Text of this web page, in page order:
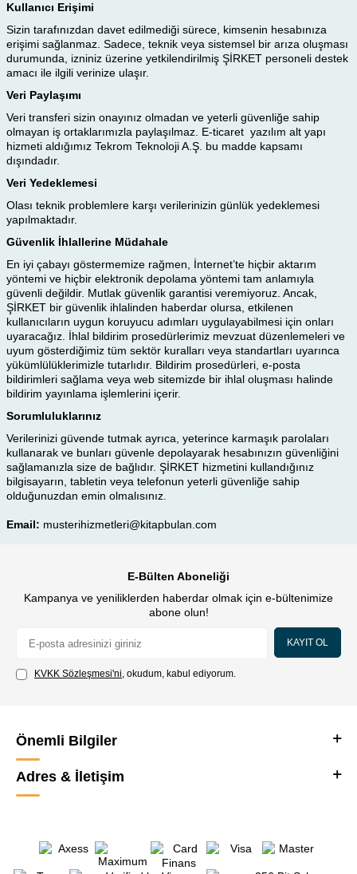
Kullanıcı Erişimi
Sizin tarafınızdan davet edilmediği sürece, kimsenin hesabınıza
erişimi sağlanmaz. Sadece, teknik veya sistemsel bir arıza oluşması
durumunda, izniniz üzerine yetkilendirilmiş ŞİRKET personeli destek
amacı ile ilgili verinize ulaşır.
Veri Paylaşımı
Veri transferi sizin onayınız olmadan ve yeterli güvenliğe sahip
olmayan iş ortaklarımızla paylaşılmaz. E-ticaret yazılım alt yapı
hizmeti aldığımız Tekrom Teknoloji A.Ş. bu madde kapsamı
dışındadır.
Veri Yedeklemesi
Olası teknik problemlere karşı verilerinizin günlük yedeklemesi
yapılmaktadır.
Güvenlik İhlallerine Müdahale
En iyi çabayı göstermemize rağmen, İnternet’te hiçbir aktarım
yöntemi ve hiçbir elektronik depolama yöntemi tam anlamıyla
güvenli değildir. Mutlak güvenlik garantisi veremiyoruz. Ancak,
ŞİRKET bir güvenlik ihlalinden haberdar olursa, etkilenen
kullanıcıların uygun koruyucu adımları uygulayabilmesi için onları
uyaracağız. İhlal bildirim prosedürlerimiz mevzuat düzenlemeleri ve
uyum gösterdiğimiz tüm sektör kuralları veya standartları uyarınca
yükümlülüklerimizle tutarlıdır. Bildirim prosedürleri, e-posta
bildirimleri sağlama veya web sitemizde bir ihlal oluşması halinde
bildirim yayınlama işlemlerini içerir.
Sorumluluklarınız
Verilerinizi güvende tutmak ayrıca, yeterince karmaşık parolaları
kullanarak ve bunları güvenle depolayarak hesabınızın güvenliğini
sağlamanızla size de bağlıdır. ŞİRKET hizmetini kullandığınız
bilgisayarın, tabletin veya telefonun yeterli güvenliğe sahip
olduğunuzdan emin olmalısınız.
Email: musterihizmetleri@kitapbulan.com
E-Bülten Aboneliği
Kampanya ve yeniliklerden haberdar olmak için e-bültenimize
abone olun!
KAYIT OL
KVKK Sözleşmesi'ni, okudum, kabul ediyorum.
Önemli Bilgiler
Adres & İletişim